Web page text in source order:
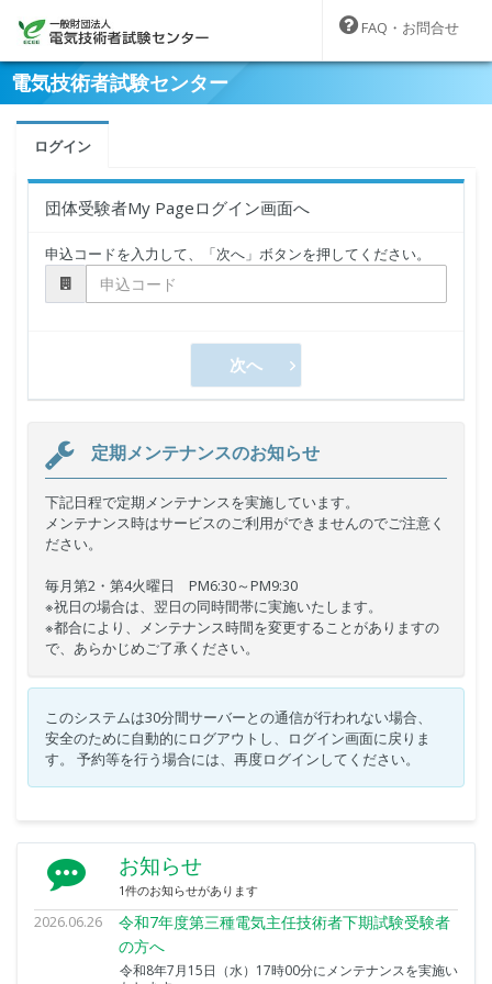
FAQ・お問合せ
電気技術者試験センター
ログイン
団体受験者My Pageログイン画面へ
申込コードを入力して、「次へ」ボタンを押してください。
次へ
定期メンテナンスのお知らせ
下記日程で定期メンテナンスを実施しています。
メンテナンス時はサービスのご利用ができませんのでご注意く
ださい。
毎月第2・第4火曜日 PM6:30～PM9:30
※祝日の場合は、翌日の同時間帯に実施いたします。
※都合により、メンテナンス時間を変更することがありますの
で、あらかじめご了承ください。
このシステムは30分間サーバーとの通信が行われない場合、
安全のために自動的にログアウトし、ログイン画面に戻りま
す。 予約等を行う場合には、再度ログインしてください。
お知らせ
1件のお知らせがあります
2026.06.26
令和7年度第三種電気主任技術者下期試験受験者
の方へ
令和8年7月15日（水）17時00分にメンテナンスを実施い